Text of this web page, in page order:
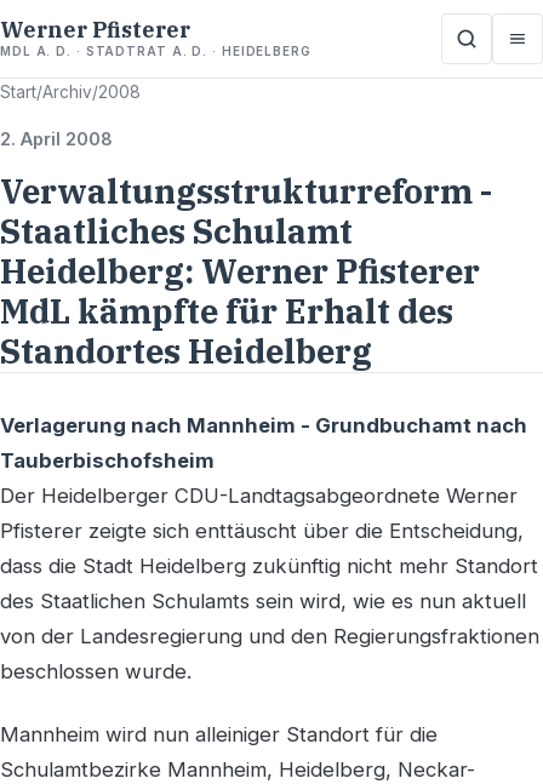
Werner Pfisterer
MDL A. D. · STADTRAT A. D. · HEIDELBERG
Start/Archiv/2008
2. April 2008
Verwaltungsstrukturreform -
Staatliches Schulamt
Heidelberg: Werner Pfisterer
MdL kämpfte für Erhalt des
Standortes Heidelberg
Verlagerung nach Mannheim - Grundbuchamt nach
Tauberbischofsheim
Der Heidelberger CDU-Landtagsabgeordnete Werner
Pfisterer zeigte sich enttäuscht über die Entscheidung,
dass die Stadt Heidelberg zukünftig nicht mehr Standort
des Staatlichen Schulamts sein wird, wie es nun aktuell
von der Landesregierung und den Regierungsfraktionen
beschlossen wurde.
Mannheim wird nun alleiniger Standort für die
Schulamtbezirke Mannheim, Heidelberg, Neckar-